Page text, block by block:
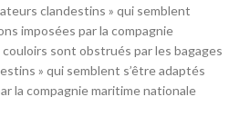
clandestins » qui semblent
imposées par la compagnie
sont obstrués par les bagages
» qui semblent s’être adaptés
la compagnie maritime nationale